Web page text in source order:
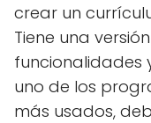
crear un
Tiene una
funcionalidades
uno de los
más usados,